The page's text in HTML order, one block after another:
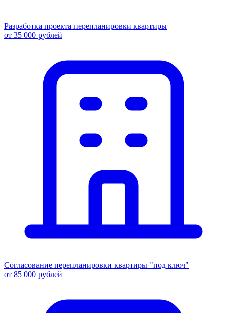
Разработка проекта перепланировки квартиры
от 35 000 рублей
Согласование перепланировки квартиры "под ключ"
от 85 000 рублей